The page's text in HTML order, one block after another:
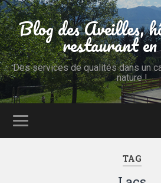
Blog des Aveilles,
restaurant
Des services de qualités dans un
nature !
TAG